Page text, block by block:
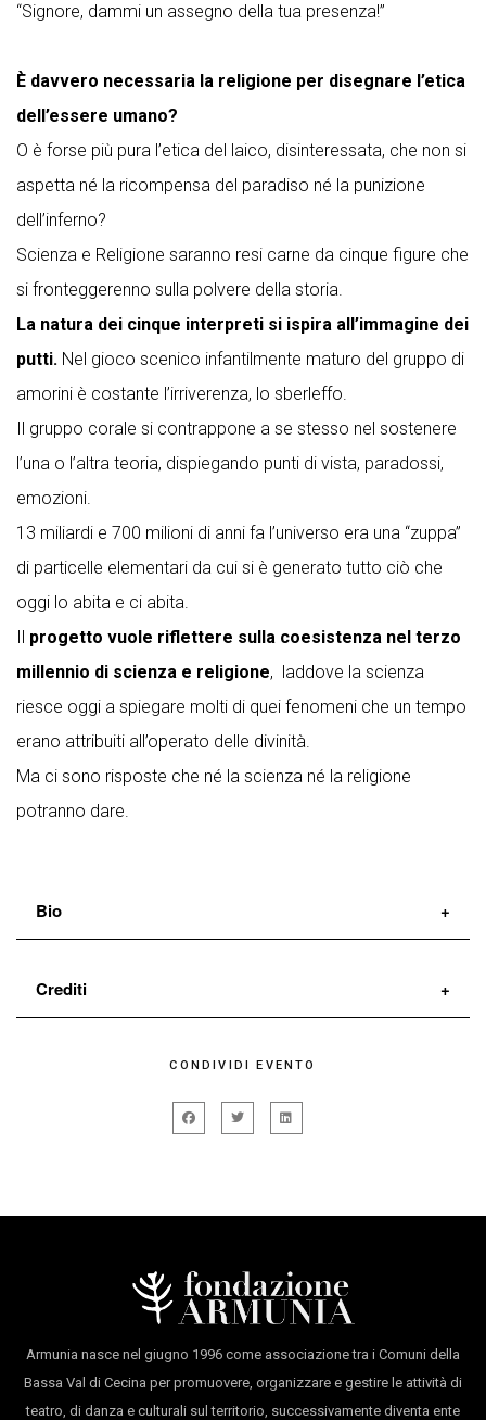
“Signore, dammi un assegno della tua presenza!”
È davvero necessaria la religione per disegnare l’etica
dell’essere umano?
O è forse più pura l’etica del laico, disinteressata, che non si
aspetta né la ricompensa del paradiso né la punizione
dell’inferno?
Scienza e Religione saranno resi carne da cinque figure che
si fronteggerenno sulla polvere della storia.
La natura dei cinque interpreti si ispira all’immagine dei
putti. Nel gioco scenico infantilmente maturo del gruppo di
amorini è costante l’irriverenza, lo sberleffo.
Il gruppo corale si contrappone a se stesso nel sostenere
l’una o l’altra teoria, dispiegando punti di vista, paradossi,
emozioni.
13 miliardi e 700 milioni di anni fa l’universo era una “zuppa”
di particelle elementari da cui si è generato tutto ciò che
oggi lo abita e ci abita.
Il progetto vuole riflettere sulla coesistenza nel terzo
millennio di scienza e religione, laddove la scienza
riesce oggi a spiegare molti di quei fenomeni che un tempo
erano attribuiti all’operato delle divinità.
Ma ci sono risposte che né la scienza né la religione
potranno dare.
Bio
Roberto Scappin e Paola Vannoni fondano nel
2003quotidiana.com
Trilogia dell’inesistente, la compagnia esprime
Casagrande (Teatri di Vita).
teatro, affrontare le cose da un punto di vista
scomodo, a partire da ciò che non è considerato
corretto nemmeno pensare.
Crediti
Roberto De Sarno, Pietro Piva, Roberto
drammaturgiaquotidianacom
§Kilowatt Festival, Santarcangelo dei Teatri,
Cantiere Moline (Emilia Romagna Teatro | ATER),
Centro Sociale Poggio Torriana
CONDIVIDI EVENTO
Armunia nasce nel giugno 1996 come associazione tra i Comuni della
Bassa Val di Cecina per promuovere, organizzare e gestire le attività di
teatro, di danza e culturali sul territorio, successivamente diventa ente